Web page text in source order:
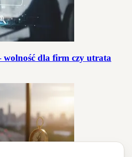
wolność dla firm czy utrata